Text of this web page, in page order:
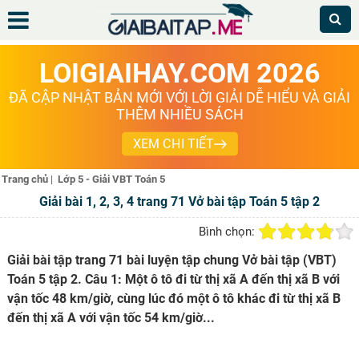
LOIGIAIHAY.COM 2026
ĐÃ CẬP NHẬT BẢN MỚI VỚI LỜI GIẢI DỄ HIỂU VÀ GIẢI
THÊM NHIỀU SÁCH
XEM CHI TIẾT
Trang chủ | Lớp 5 - Giải VBT Toán 5
Giải bài 1, 2, 3, 4 trang 71 Vở bài tập Toán 5 tập 2
Bình chọn:
Giải bài tập trang 71 bài luyện tập chung Vở bài tập (VBT)
Toán 5 tập 2. Câu 1: Một ô tô đi từ thị xã A đến thị xã B với
vận tốc 48 km/giờ, cùng lúc đó một ô tô khác đi từ thị xã B
đến thị xã A với vận tốc 54 km/giờ...